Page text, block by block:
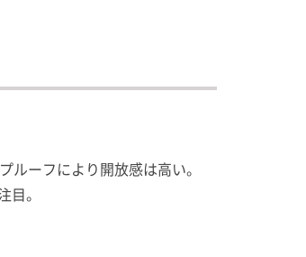
ーフにより開放感は高い。
。